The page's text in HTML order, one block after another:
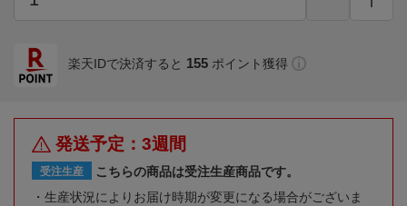
楽天IDで決済すると 155 ポイント獲得
発送予定：3週間
受注生産
こちらの商品は受注生産商品です。
生産状況によりお届け時期が変更になる場合がございま